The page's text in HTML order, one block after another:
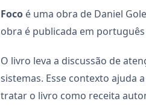
Foco é uma obra de Daniel
obra é publicada em
O livro leva a discussão de
sistemas. Esse contexto ajuda
tratar o livro como receita